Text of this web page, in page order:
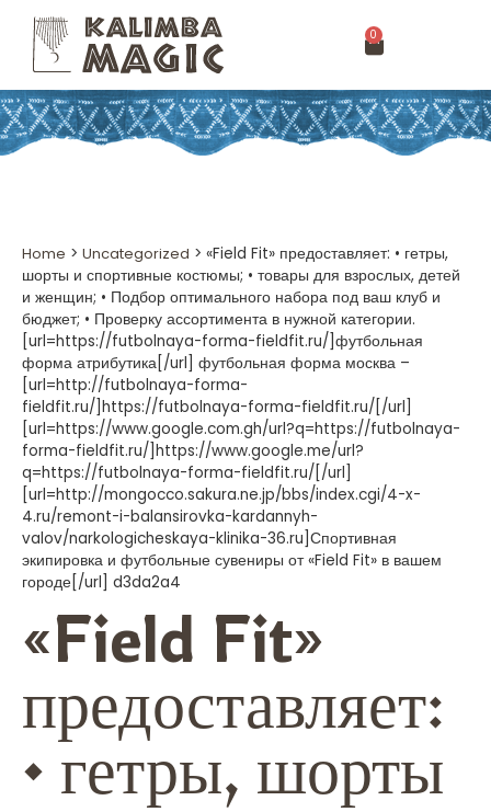
0
Home > Uncategorized > «Field Fit» предоставляет: • гетры,
шорты и спортивные костюмы; • товары для взрослых, детей
и женщин; • Подбор оптимального набора под ваш клуб и
бюджет; • Проверку ассортимента в нужной категории.
[url=https://futbolnaya-forma-fieldfit.ru/]футбольная
форма атрибутика[/url] футбольная форма москва –
[url=http://futbolnaya-forma-
fieldfit.ru/]https://futbolnaya-forma-fieldfit.ru/[/url]
[url=https://www.google.com.gh/url?q=https://futbolnaya-
forma-fieldfit.ru/]https://www.google.me/url?
q=https://futbolnaya-forma-fieldfit.ru/[/url]
[url=http://mongocco.sakura.ne.jp/bbs/index.cgi/4-x-
4.ru/remont-i-balansirovka-kardannyh-
valov/narkologicheskaya-klinika-36.ru]Спортивная
экипировка и футбольные сувениры от «Field Fit» в вашем
городе[/url] d3da2a4
«Field Fit»
предоставляет:
• гетры, шорты